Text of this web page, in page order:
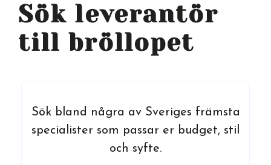
Sök leverantör
till bröllopet
Sök bland några av Sveriges främsta
specialister som passar er budget, stil
och syfte.